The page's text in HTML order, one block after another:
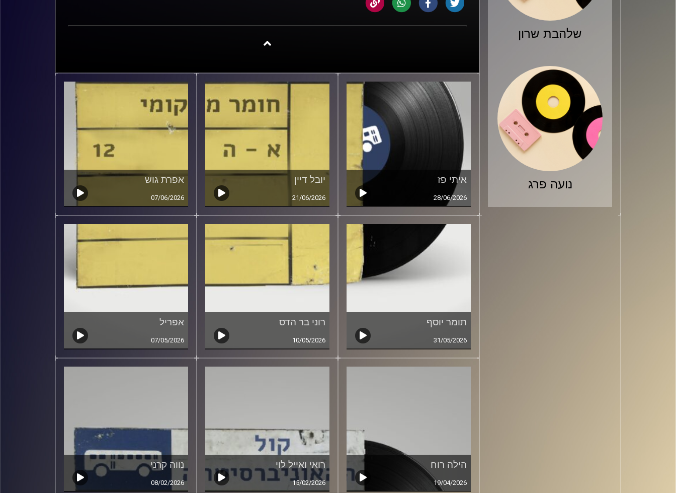
שלהבת שרון
נועה פרג איתי פז
28/06/2026
יובל דיין
21/06/2026
אפרת גוש
07/06/2026
תומר יוסף
31/05/2026
רוני בר הדס
10/05/2026
אפריל
07/05/2026
הילה רוח
19/04/2026
רואי ואייל לוי
15/02/2026
נווה קרני
08/02/2026